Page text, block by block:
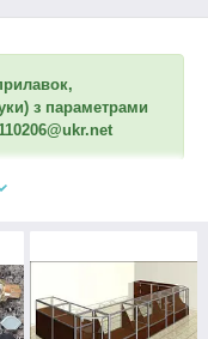
з параметрами
Фурнітуру від 2шт.